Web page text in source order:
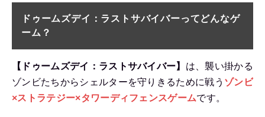
ドゥームズデイ：ラストサバイバーってどんなゲ
ーム？
【ドゥームズデイ：ラストサバイバー】 は、襲い掛かる
ゾンビたちからシェルターを守りきるために戦う ゾンビ
×ストラテジー×タワーディフェンスゲームです。